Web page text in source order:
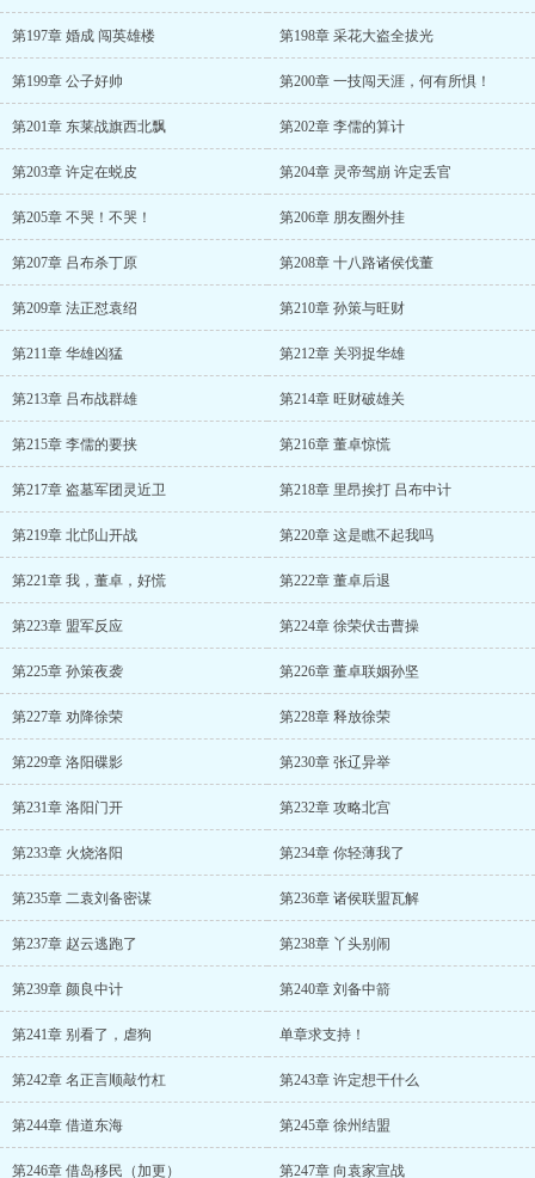
第197章 婚成 闯英雄楼 第198章 采花大盗全拔光
第199章 公子好帅 第200章 一技闯天涯，何有所惧！
第201章 东莱战旗西北飘 第202章 李儒的算计
第203章 许定在蜕皮 第204章 灵帝驾崩 许定丢官
第205章 不哭！不哭！ 第206章 朋友圈外挂
第207章 吕布杀丁原 第208章 十八路诸侯伐董
第209章 法正怼袁绍 第210章 孙策与旺财
第211章 华雄凶猛 第212章 关羽捉华雄
第213章 吕布战群雄 第214章 旺财破雄关
第215章 李儒的要挟 第216章 董卓惊慌
第217章 盗墓军团灵近卫 第218章 里昂挨打 吕布中计
第219章 北邙山开战 第220章 这是瞧不起我吗
第221章 我，董卓，好慌 第222章 董卓后退
第223章 盟军反应 第224章 徐荣伏击曹操
第225章 孙策夜袭 第226章 董卓联姻孙坚
第227章 劝降徐荣 第228章 释放徐荣
第229章 洛阳碟影 第230章 张辽异举
第231章 洛阳门开 第232章 攻略北宫
第233章 火烧洛阳 第234章 你轻薄我了
第235章 二袁刘备密谋 第236章 诸侯联盟瓦解
第237章 赵云逃跑了 第238章 丫头别闹
第239章 颜良中计 第240章 刘备中箭
第241章 别看了，虐狗 单章求支持！
第242章 名正言顺敲竹杠 第243章 许定想干什么
第244章 借道东海 第245章 徐州结盟
第246章 借岛移民（加更） 第247章 向袁家宣战